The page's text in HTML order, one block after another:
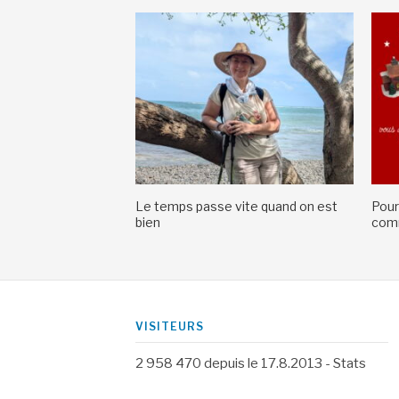
Le temps passe vite quand on est
bien
VISITEURS
2 958 470 depuis le 17.8.2013 - Stats